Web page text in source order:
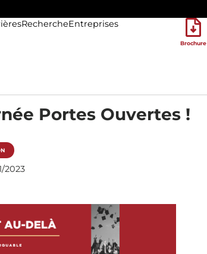
RechercheEntreprises
Brochure
Portes Ouvertes !
2023